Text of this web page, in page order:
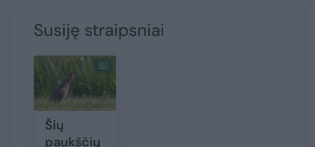
Susiję straipsniai
Šių
paukščių